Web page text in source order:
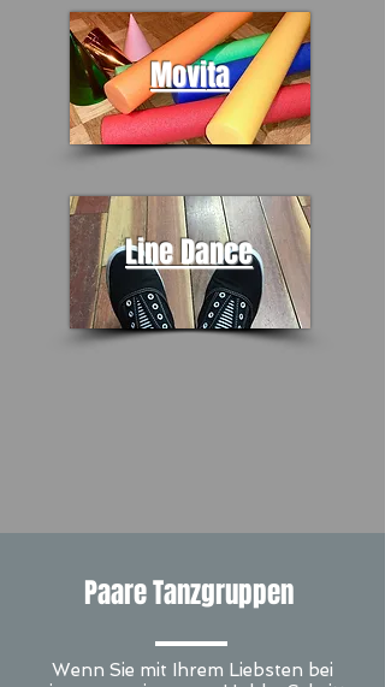
Movita
Line Dance
Paare Tanzgruppen
Wenn Sie mit Ihrem Liebsten bei